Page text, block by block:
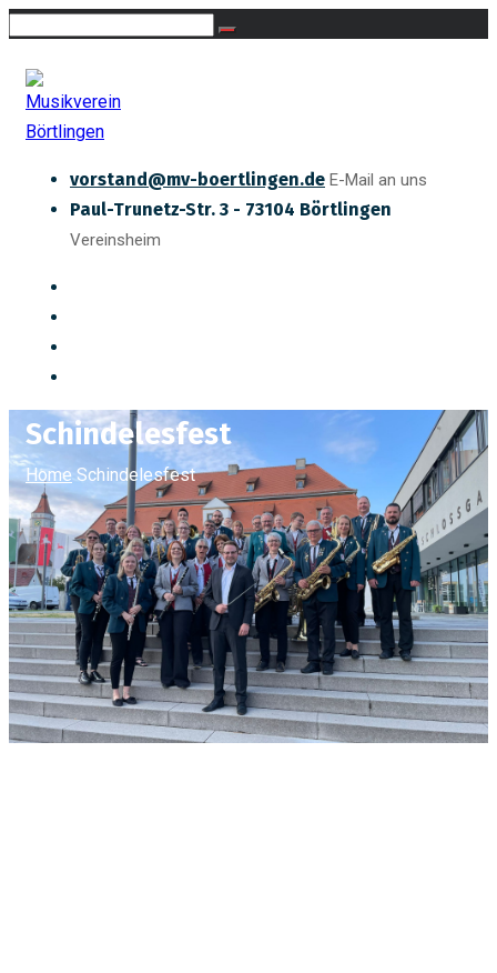
vorstand@mv-boertlingen.de E-Mail an uns
Paul-Trunetz-Str. 3 - 73104 Börtlingen
Vereinsheim
Schindelesfest
Home Schindelesfest